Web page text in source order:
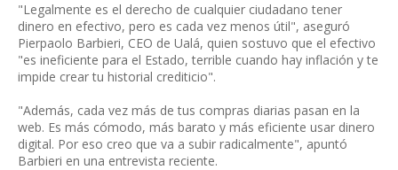
"Legalmente es el derecho de cualquier ciudadano tener
dinero en efectivo, pero es cada vez menos útil", aseguró
Pierpaolo Barbieri, CEO de Ualá, quien sostuvo que el efectivo
"es ineficiente para el Estado, terrible cuando hay inflación y te
impide crear tu historial crediticio".
"Además, cada vez más de tus compras diarias pasan en la
web. Es más cómodo, más barato y más eficiente usar dinero
digital. Por eso creo que va a subir radicalmente", apuntó
Barbieri en una entrevista reciente.